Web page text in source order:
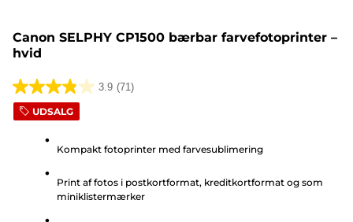
Canon SELPHY CP1500 bærbar farvefotoprinter –
hvid
3.9 (71)
3.9
ud
stjerner.
UDSALG
Kompakt fotoprinter med farvesublimering
Print af fotos i postkortformat, kreditkortformat og som
miniklistermærker